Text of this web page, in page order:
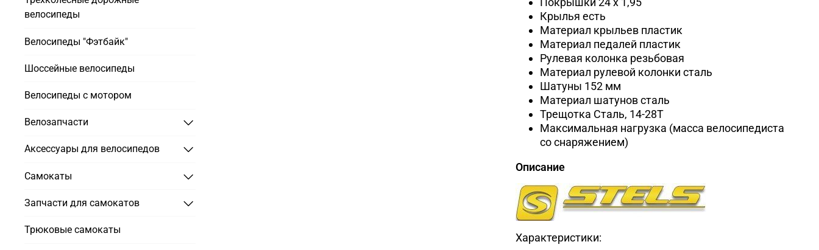
Крылья есть
Материал крыльев пластик
Материал педалей пластик
Рулевая колонка резьбовая
Материал рулевой колонки сталь
Шатуны 152 мм
Материал шатуновсталь
Трещотка Сталь, 14-28Т
Максимальная нагрузка (масса велосипедиста
со снаряжением)
Описание
Характеристики:
велосипеды
Велосипеды "Фэтбайк"
Шоссейные велосипеды
Велосипеды с мотором
Велозапчасти
Аксессуары для велосипедов
Самокаты
Запчасти для самокатов
Трюковые самокаты